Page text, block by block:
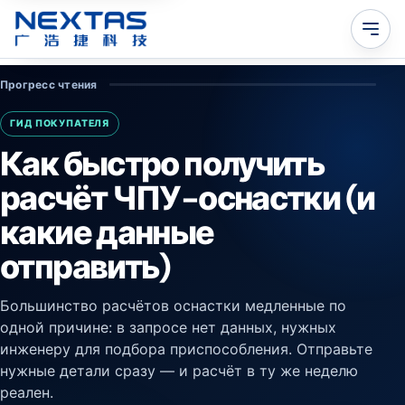
Прогресс чтения
ГИД ПОКУПАТЕЛЯ
Как быстро получить
расчёт ЧПУ-оснастки (и
какие данные
отправить)
Большинство расчётов оснастки медленные по
одной причине: в запросе нет данных, нужных
инженеру для подбора приспособления. Отправьте
нужные детали сразу — и расчёт в ту же неделю
реален.